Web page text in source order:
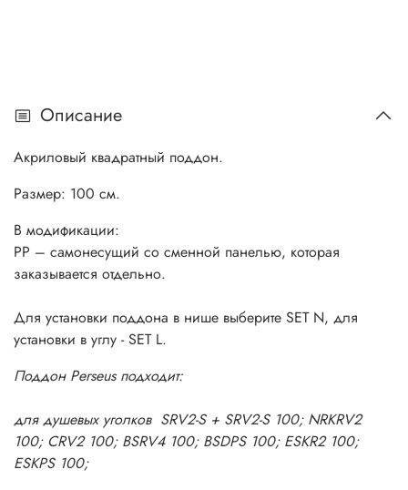
Описание
Акриловый квадратный поддон.
Размер: 100 см.
В модификации:
PP – самонесущий со сменной панелью, которая
заказывается отдельно.
Для установки поддона в нише выберите SET N, для
установки в углу - SET L.
Поддон Perseus подходит:
для душевых уголков SRV2-S + SRV2-S 100; NRKRV2
100; CRV2 100; BSRV4 100; BSDPS 100; ESKR2 100;
ESKPS 100;